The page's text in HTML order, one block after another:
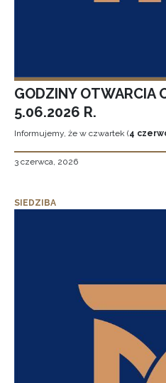
GODZINY OTWARCIA
5.06.2026 R.
Informujemy, że w czwartek (4
3 czerwca, 2026
SIEDZIBA